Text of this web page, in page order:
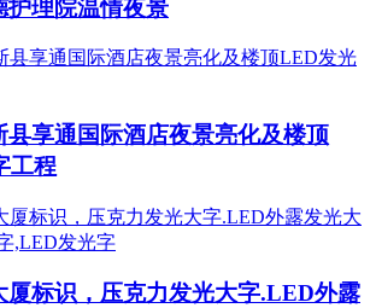
护理院温情夜景
县享通国际酒店夜景亮化及楼顶
工程
厦标识，压克力发光大字.LED外露